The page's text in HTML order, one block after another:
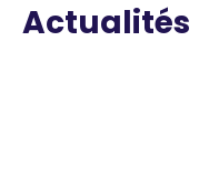
Actualités